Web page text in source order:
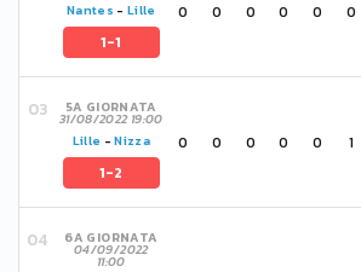
Nantes -Lille
1-1
0 0 0 0 0 0
5A GIORNATA
31/08/2022 19:00
Lille -Nizza
1-2
0 0 0 0 0 1
6A GIORNATA
04/09/2022
11:00